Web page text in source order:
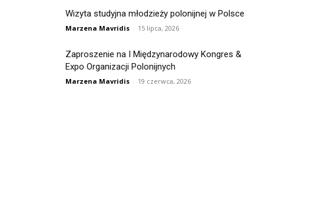
Wizyta studyjna młodzieży polonijnej w Polsce
Marzena Mavridis - 15 lipca, 2026
Zaproszenie na I Międzynarodowy Kongres &
Expo Organizacji Polonijnych
Marzena Mavridis - 19 czerwca, 2026